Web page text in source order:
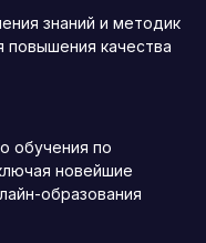
знаний и методик
повышения качества
обучения по
новейшие
образования